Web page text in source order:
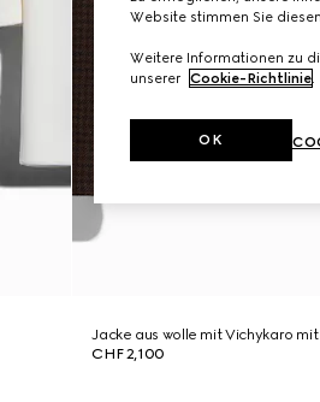
Jacke aus wolle mit Vichykaro
CHF 2,100
Website stimmen Sie
Weitere Informationen zu
unserer Cookie-Richtlinie.
OK